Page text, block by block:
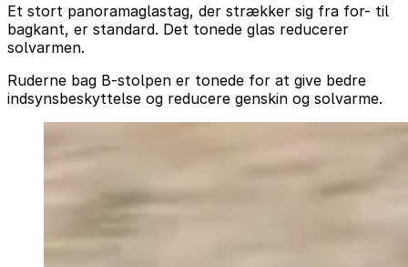
Et stort panoramaglastag, der strækker sig fra for- til
bagkant, er standard. Det tonede glas reducerer
solvarmen.
Ruderne bag B-stolpen er tonede for at give bedre
indsynsbeskyttelse og reducere genskin og solvarme.